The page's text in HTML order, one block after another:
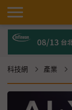
科技網 產業